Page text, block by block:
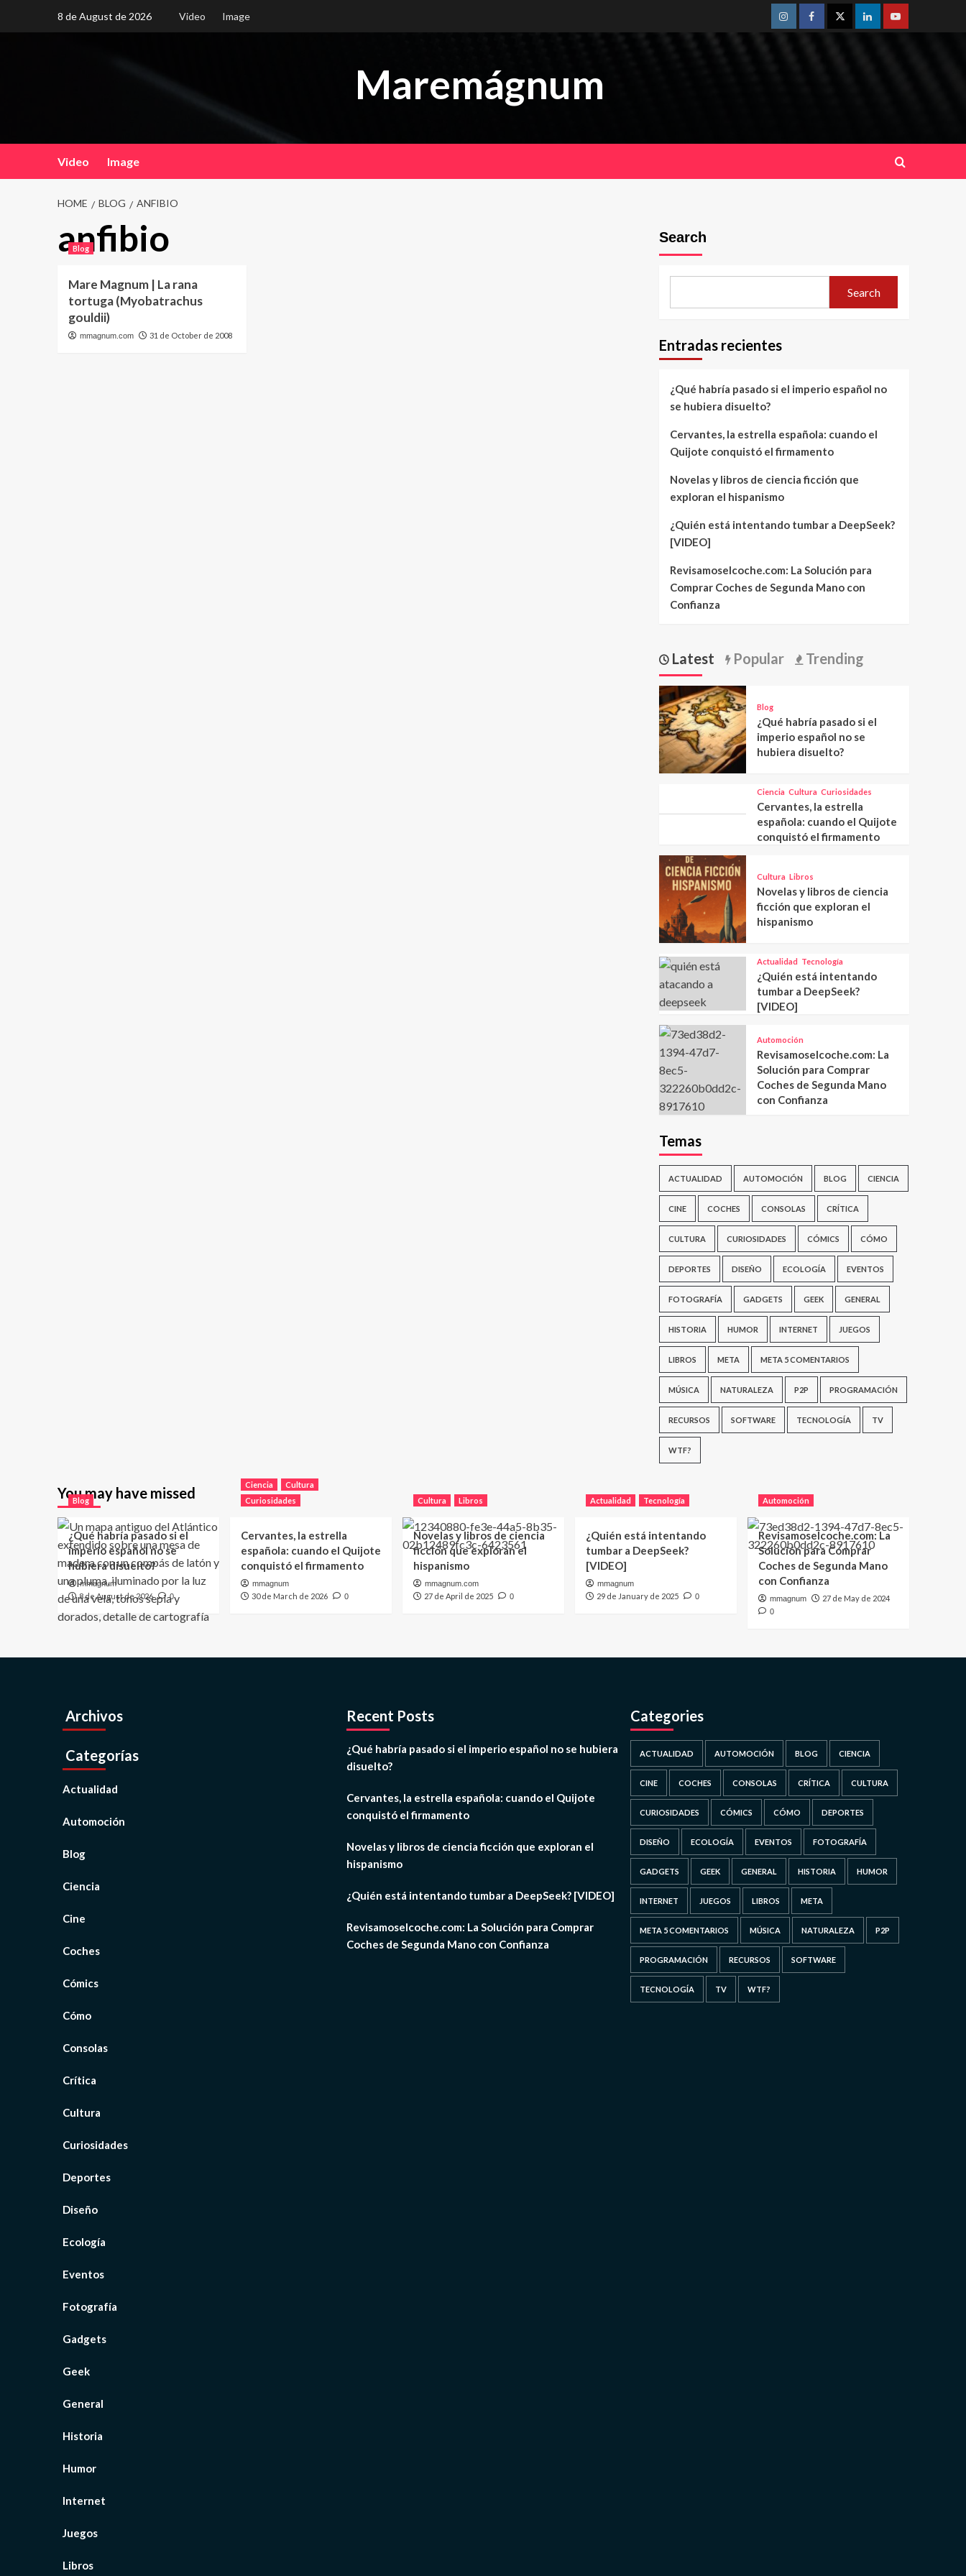
8 de August de 2026 Video Image
InstagramFacebookTwitterLinkedinYoutube
Maremágnum
Video Image
HOME BLOG ANFIBIO
anfibio
Blog
Mare Magnum | La rana
tortuga (Myobatrachus
gouldii)
mmagnum.com 31 de October de 2008
Search
Search
Entradas recientes
¿Qué habría pasado si el imperio español no
se hubiera disuelto?
Cervantes, la estrella española: cuando el
Quijote conquistó el firmamento
Novelas y libros de ciencia ficción que
exploran el hispanismo
¿Quién está intentando tumbar a DeepSeek?
[VIDEO]
Revisamoselcoche.com: La Solución para
Comprar Coches de Segunda Mano con
Confianza
Latest Popular Trending
Blog
¿Qué habría pasado si el
imperio español no se
hubiera disuelto?
Ciencia Cultura Curiosidades
Cervantes, la estrella
española: cuando el Quijote
conquistó el firmamento
Cultura Libros
Novelas y libros de ciencia
ficción que exploran el
hispanismo
Actualidad Tecnología
¿Quién está intentando
tumbar a DeepSeek?
[VIDEO]
Automoción
Revisamoselcoche.com: La
Solución para Comprar
Coches de Segunda Mano
con Confianza
Temas
ACTUALIDAD AUTOMOCIÓN BLOG CIENCIA
CINE COCHES CONSOLAS CRÍTICA
CULTURA CURIOSIDADES CÓMICS CÓMO
DEPORTES DISEÑO ECOLOGÍA EVENTOS
FOTOGRAFÍA GADGETS GEEK GENERAL
HISTORIA HUMOR INTERNET JUEGOS
LIBROS META META 5 COMENTARIOS
MÚSICA NATURALEZA P2P PROGRAMACIÓN
RECURSOS SOFTWARE TECNOLOGÍA TV
WTF?
You may have missed
Blog
¿Qué habría pasado si el
imperio español no se
hubiera disuelto?
mmagnum
8 de August de 2026 0
Ciencia
Cultura
Curiosidades
Cervantes, la estrella
española: cuando el Quijote
conquistó el firmamento
mmagnum
30 de March de 2026 0
Cultura Libros
Novelas y libros de ciencia
ficción que exploran el
hispanismo
mmagnum.com
27 de April de 2025 0
Actualidad Tecnología
¿Quién está intentando
tumbar a DeepSeek?
[VIDEO]
mmagnum
29 de January de 2025 0
Automoción
Revisamoselcoche.com: La
Solución para Comprar
Coches de Segunda Mano
con Confianza
mmagnum 27 de May de 2024
0
Archivos
Categorías
Actualidad
Automoción
Blog
Ciencia
Cine
Coches
Cómics
Cómo
Consolas
Crítica
Cultura
Curiosidades
Deportes
Diseño
Ecología
Eventos
Fotografía
Gadgets
Geek
General
Historia
Humor
Internet
Juegos
Libros
Recent Posts
¿Qué habría pasado si el imperio español no se hubiera
disuelto?
Cervantes, la estrella española: cuando el Quijote
conquistó el firmamento
Novelas y libros de ciencia ficción que exploran el
hispanismo
¿Quién está intentando tumbar a DeepSeek? [VIDEO]
Revisamoselcoche.com: La Solución para Comprar
Coches de Segunda Mano con Confianza
Categories
ACTUALIDAD AUTOMOCIÓN BLOG CIENCIA
CINE COCHES CONSOLAS CRÍTICA CULTURA
CURIOSIDADES CÓMICS CÓMO DEPORTES
DISEÑO ECOLOGÍA EVENTOS FOTOGRAFÍA
GADGETS GEEK GENERAL HISTORIA HUMOR
INTERNET JUEGOS LIBROS META
META 5 COMENTARIOS MÚSICA NATURALEZA P2P
PROGRAMACIÓN RECURSOS SOFTWARE
TECNOLOGÍA TV WTF?